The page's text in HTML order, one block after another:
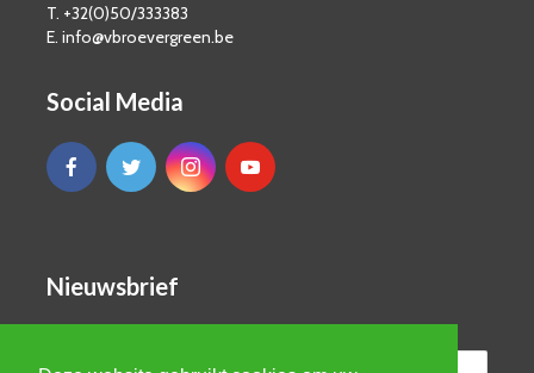
T. +32(0)50/333383
E. info@vbroevergreen.be
Social Media
Nieuwsbrief